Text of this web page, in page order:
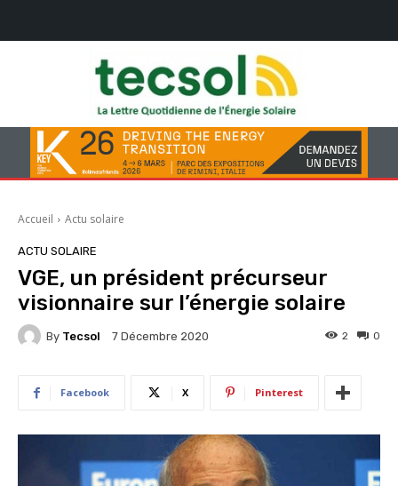
Accueil Actu solaire
ACTU SOLAIRE
VGE, un président précurseur
visionnaire sur l’énergie solaire
By Tecsol 7 Décembre 2020 0
2
Facebook X Pinterest